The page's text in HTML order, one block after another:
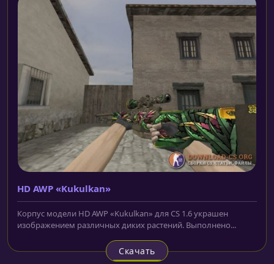
HD AWP «Kukulkan»
Корпус модели HD AWP «Kukulkan» для CS 1.6 украшен
изображением различных диких растений. Выполнено...
Скачать